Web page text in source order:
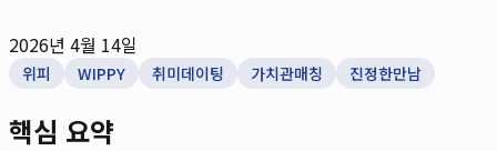
2026년 4월 14일
위피 WIPPY 취미데이팅 가치관매칭 진정한만남
핵심 요약